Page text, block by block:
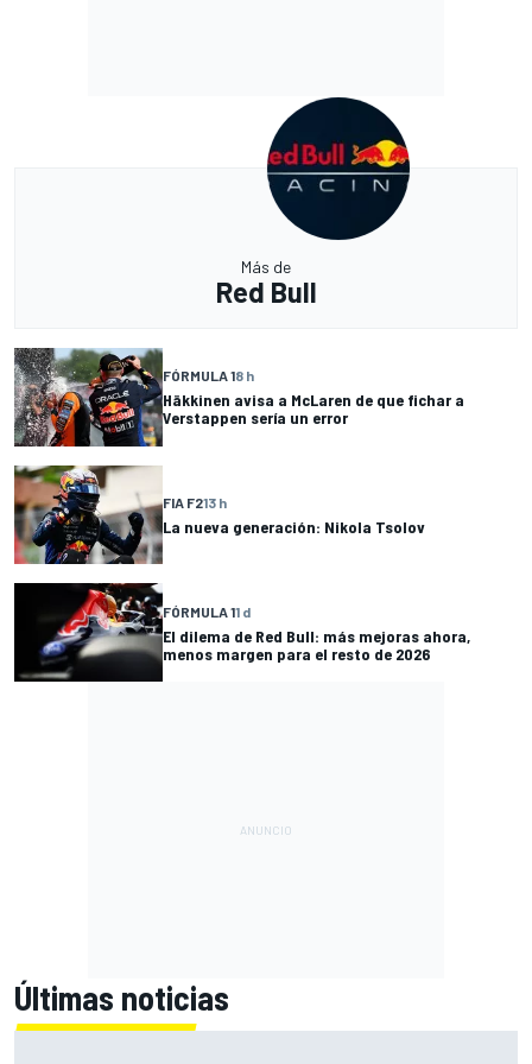
Más de
Red Bull
FÓRMULA 18 h
Häkkinen avisa a McLaren de que fichar a
Verstappen sería un error
FIA F213 h
La nueva generación: Nikola Tsolov
FÓRMULA 11 d
El dilema de Red Bull: más mejoras ahora,
menos margen para el resto de 2026
Últimas noticias